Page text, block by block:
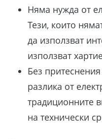
Няма нужда от
Тези, които
да използват
използват
Без
разлика от
традиционните
на технически